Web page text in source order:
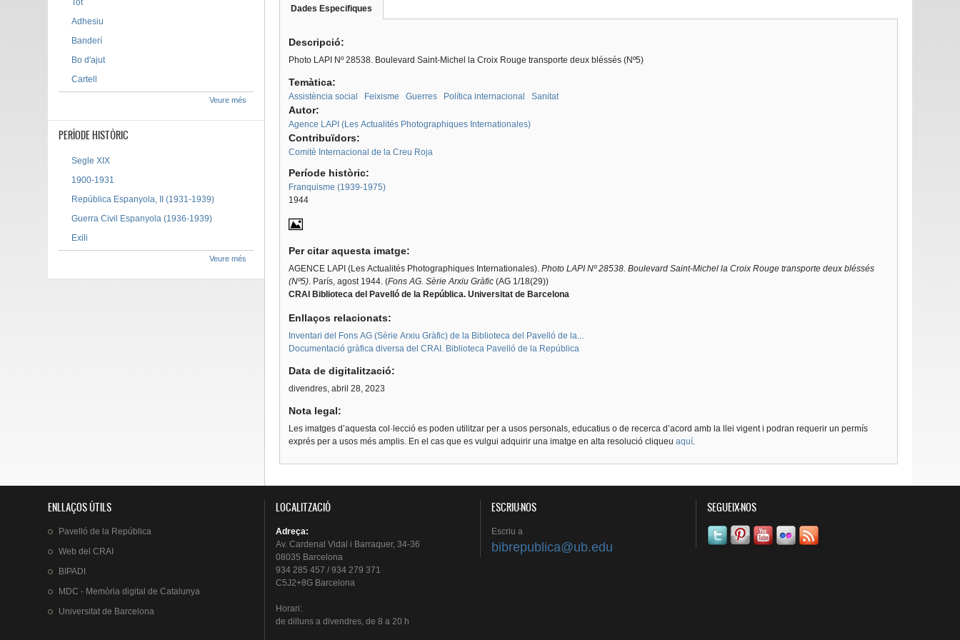
Dades Especifiques
activa)
Descripció:
Photo LAPI Nº 28538. Boulevard Saint-Michel la Croix Rouge transporte deux bléssés (Nº5)
Temàtica:
Assistència social Feixisme Guerres Política internacional Sanitat
Autor:
Agence LAPI (Les Actualités Photographiques Internationales)
Contribuïdors:
Comitè Internacional de la Creu Roja
Període històric:
Franquisme (1939-1975)
1944
Per citar aquesta imatge:
AGENCE LAPI (Les Actualités Photographiques Internationales). Photo LAPI Nº 28538. Boulevard Saint-Michel la Croix Rouge transporte deux bléssés
(Nº5). París, agost 1944. (Fons AG. Sèrie Arxiu Gràfic(AG 1/18(29))
CRAI Biblioteca del Pavelló de la República. Universitat de Barcelona
Enllaços relacionats:
Inventari del Fons AG (Sèrie Arxiu Gràfic) de la Biblioteca del Pavelló de la...
Documentació gràfica diversa del CRAI. Biblioteca Pavelló de la República
Data de digitalització:
divendres, abril 28, 2023
Nota legal:
Les imatges d’aquesta col·lecció es poden utilitzar per a usos personals, educatius o de recerca d’acord amb la llei vigent i podran requerir un permís
exprés per a usos més amplis. En el cas que es vulgui adquirir una imatge en alta resolució cliqueu aquí.
Tot
Adhesiu
Banderí
Bo d'ajut
Cartell
Veure més
PERÍODE HISTÒRIC
Segle XIX
1900-1931
República Espanyola, II (1931-1939)
Guerra Civil Espanyola (1936-1939)
Exili
Veure més
ENLLAÇOS ÚTILS
Pavelló de la República
Web delCRAI
BIPADI
MDC - Memòria digital de Catalunya
Universitat de Barcelona
LOCALITZACIÓ
Adreça:
Av. Cardenal Vidal i Barraquer, 34-36
08035 Barcelona
934 285 457 / 934 279 371
C5J2+8G Barcelona
Horari:
de dillunsa divendres, de 8 a 20 h
ESCRIU-NOS
Escriu a
bibrepublica@ub.edu
SEGUEIX-NOS